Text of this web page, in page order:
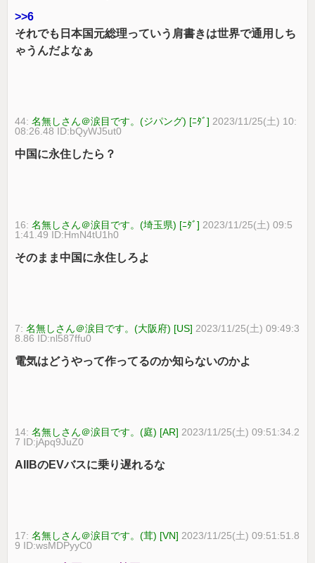
>>6
それでも日本国元総理っていう肩書きは世界で通用しち
ゃうんだよなぁ
44:名無しさん＠涙目です。(ジパング) [ﾆﾀﾞ] 2023/11/25(土) 10:
08:26.48 ID:bQyWJ5ut0
中国に永住したら？
16:名無しさん＠涙目です。(埼玉県) [ﾆﾀﾞ] 2023/11/25(土) 09:5
1:41.49 ID:HmN4tU1h0
そのまま中国に永住しろよ
7:名無しさん＠涙目です。(大阪府) [US] 2023/11/25(土) 09:49:3
8.86 ID:nl587ffu0
電気はどうやって作ってるのか知らないのかよ
14:名無しさん＠涙目です。(庭) [AR] 2023/11/25(土) 09:51:34.2
7 ID:jApq9JuZ0
AIIBのEVバスに乗り遅れるな
17:名無しさん＠涙目です。(茸) [VN] 2023/11/25(土) 09:51:51.8
9 ID:wsMDPyyC0